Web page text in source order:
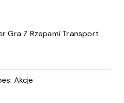
Gra Z Rzepami Transport
Akcje